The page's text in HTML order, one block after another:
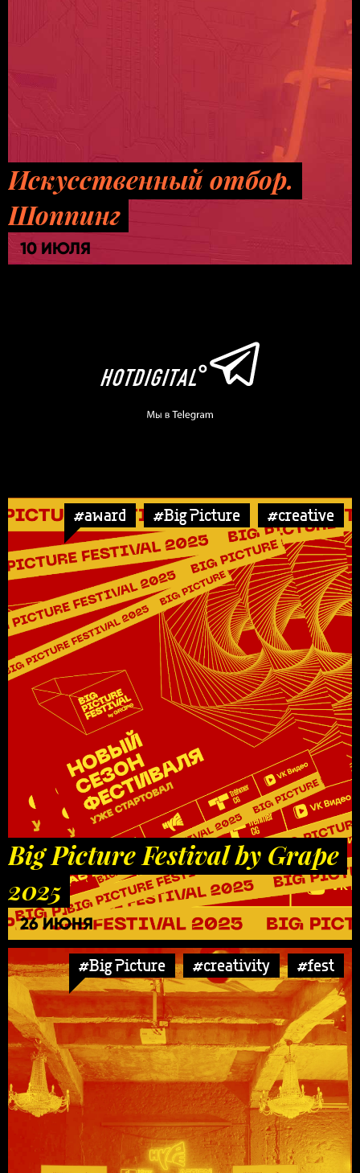
Искусственный отбор.
Шоппинг
10 ИЮЛЯ
#award #Big Picture #creative
Big Picture Festival by Grape
2025
26 ИЮНЯ
#Big Picture #creativity #fest